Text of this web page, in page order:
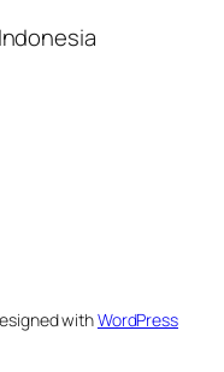
withWordPress